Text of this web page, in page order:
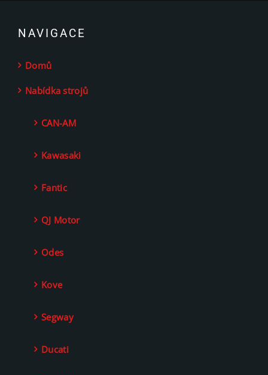
NAVIGACE
Domů
Nabídka strojů
CAN-AM
Kawasaki
Fantic
QJ Motor
Odes
Kove
Segway
Ducati